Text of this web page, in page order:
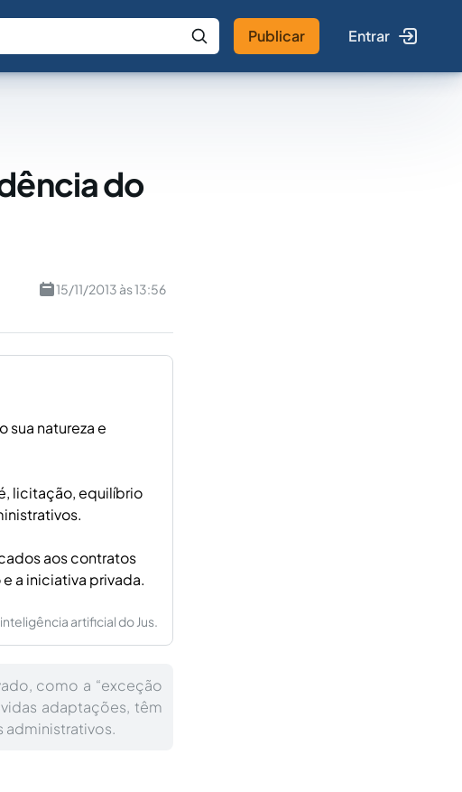
com a IA Buscar no Jus
Publicar Entrar
do
15/11/2013 às 13:56
natureza e
licitação, equilíbrio
aos contratos
a iniciativa privada.
artificial do Jus.
como a “exceção
adaptações, têm